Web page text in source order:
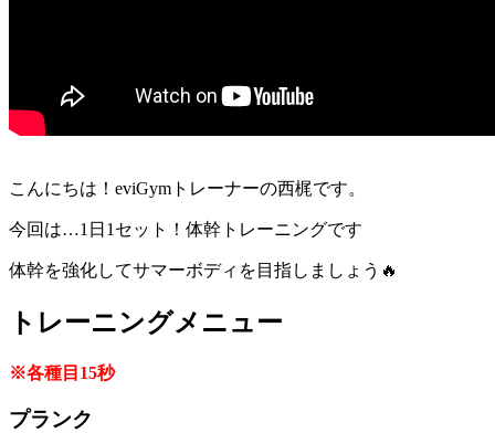
こんにちは！eviGymトレーナーの西梶です。
今回は…1日1セット！体幹トレーニングです
体幹を強化してサマーボディを目指しましょう🔥
トレーニングメニュー
※各種目15秒
プランク